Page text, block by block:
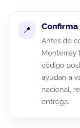
Antes de
Monterrey
código
ayudan a
nacional,
entrega.